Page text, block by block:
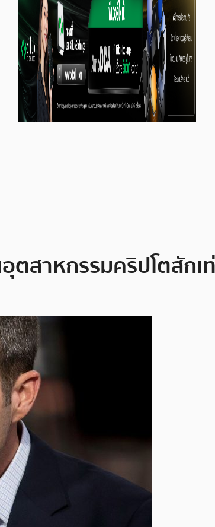
สาหกรรมคริปโตสักเ